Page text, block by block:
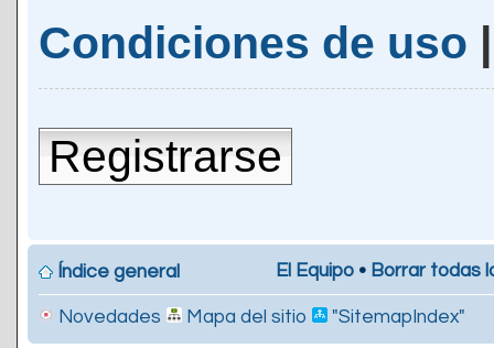
Condiciones de uso
Registrarse
Índice general El Equipo • Borrar todas
Novedades Mapa del sitio "SitemapIndex"